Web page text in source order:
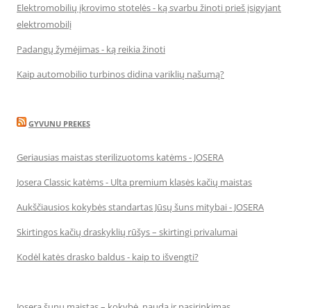
Elektromobilių įkrovimo stotelės - ką svarbu žinoti prieš įsigyjant
elektromobilį
Padangų žymėjimas - ką reikia žinoti
Kaip automobilio turbinos didina variklių našumą?
GYVUNU PREKES
Geriausias maistas sterilizuotoms katėms - JOSERA
Josera Classic katėms - Ulta premium klasės kačių maistas
Aukščiausios kokybės standartas Jūsų šuns mitybai - JOSERA
Skirtingos kačių draskyklių rūšys – skirtingi privalumai
Kodėl katės drasko baldus - kaip to išvengti?